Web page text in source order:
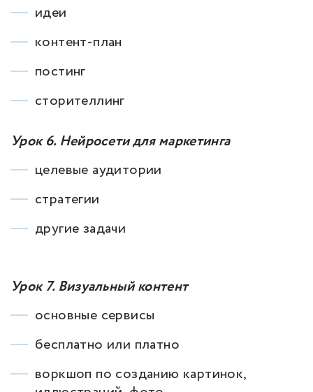
идеи
контент-план
постинг
сторителлинг
Урок 6. Нейросети для маркетинга
целевые аудитории
стратегии
другие задачи
Урок 7. Визуальный контент
основные сервисы
бесплатно или платно
воркшоп по созданию картинок,